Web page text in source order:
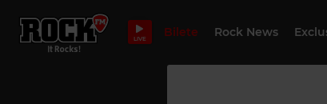
LIVE Bilete Rock News